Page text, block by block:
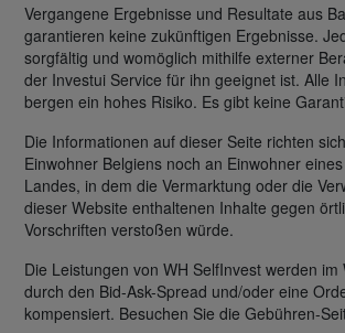
Vergangene Ergebnisse und Resultate aus
garantieren keine zukünftigen Ergebnisse.
sorgfältig und womöglich mithilfe externer
der Investui Service für ihn geeignet ist. Alle
bergen ein hohes Risiko. Es gibt keine
Die Informationen auf dieser Seite richten
Einwohner Belgiens noch an Einwohner
Landes, in dem die Vermarktung oder die
dieser Website enthaltenen Inhalte gegen
Vorschriften verstoßen würde.
Die Leistungen von WH SelfInvest werden im
durch den Bid-Ask-Spread und/oder eine
kompensiert. Besuchen Sie die Gebühren-